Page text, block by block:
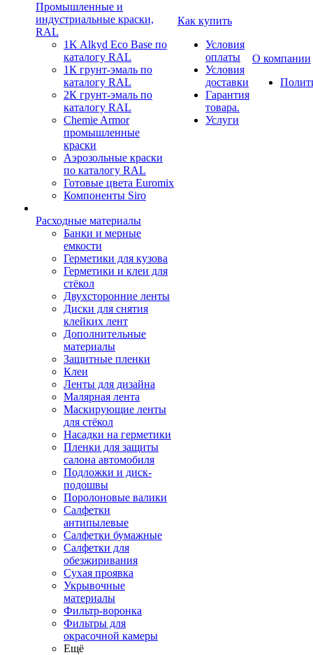
Промышленные и
индустриальные краски,
RAL
1K Alkyd Eco Base по
каталогу RAL
1К грунт-эмаль по
каталогу RAL
2К грунт-эмаль по
каталогу RAL
Chemie Armor
промышленные
краски
Аэрозольные краски
по каталогу RAL
Готовые цвета Euromix
Компоненты Siro
Расходные материалы
Банки и мерные
емкости
Герметики для кузова
Герметики и клеи для
стёкол
Двухсторонние ленты
Диски для снятия
клейких лент
Дополнительные
материалы
Защитные пленки
Клеи
Ленты для дизайна
Малярная лента
Маскирующие ленты
для стёкол
Насадки на герметики
Пленки для защиты
салона автомобиля
Подложки и диск-
подошвы
Поролоновые валики
Салфетки
антипылевые
Салфетки бумажные
Салфетки для
обезжиривания
Сухая проявка
Укрывочные
материалы
Фильтр-воронка
Фильтры для
окрасочной камеры
Ещё
Как купить
Условия
оплаты
Условия
доставки
Гарантия
товара.
Услуги
О компании